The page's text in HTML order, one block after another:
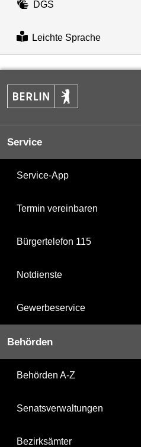
DGS
Leichte Sprache
Service
Service-App
Termin vereinbaren
Bürgertelefon 115
Notdienste
Gewerbeservice
Behörden
Behörden A-Z
Senatsverwaltungen
Bezirksämter